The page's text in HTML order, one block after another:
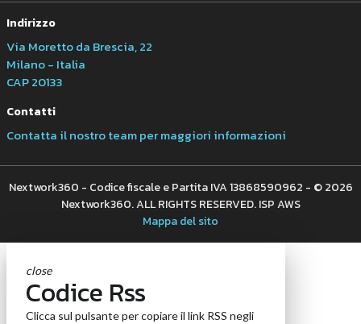
Indirizzo
Via Moretto da Brescia, 22
Milano - Italia
CAP 20133
Contatti
Contatta il nostro team per maggiori informazioni
Nextwork360 - Codice fiscale e Partita IVA 13868590962 - © 2026
Nextwork360. ALL RIGHTS RESERVED. ISP AWS
Mappa del sito
close
Codice Rss
Clicca sul pulsante per copiare il link RSS negli